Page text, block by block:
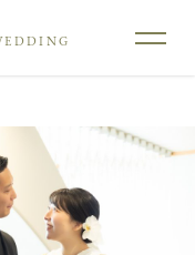
プト
宴会場